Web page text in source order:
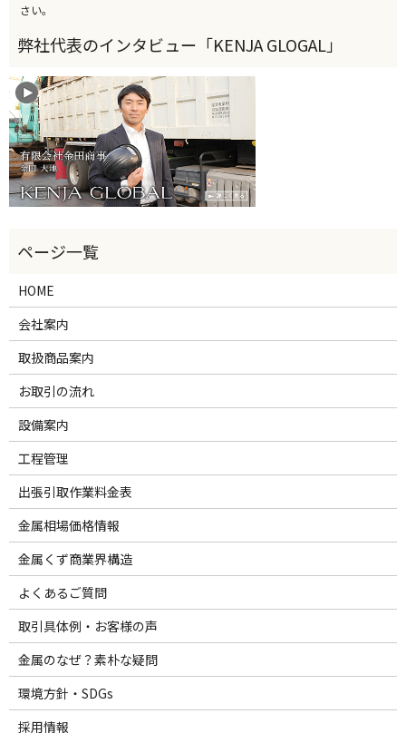
さい。
HOME
会社案内
取扱商品案内
お取引の流れ
設備案内
工程管理
出張引取作業料金表
金属相場価格情報
金属くず商業界構造
よくあるご質問
取引具体例・お客様の声
金属のなぜ？素朴な疑問
環境方針・SDGs
採用情報